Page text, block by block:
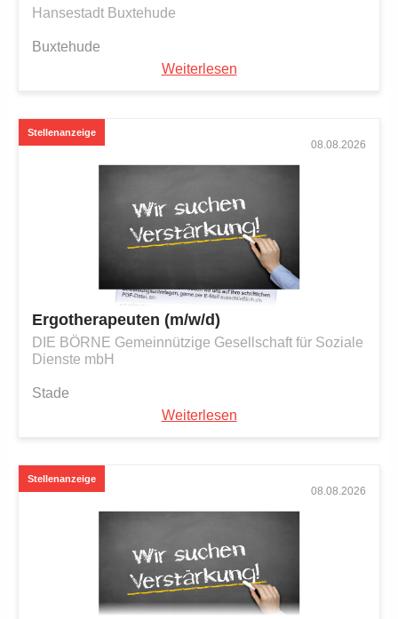
Hansestadt Buxtehude
Buxtehude
Weiterlesen
08.08.2026
Ergotherapeuten (m/w/d)
DIE BÖRNE Gemeinnützige Gesellschaft für Soziale
Dienste mbH
Stade
Weiterlesen
08.08.2026